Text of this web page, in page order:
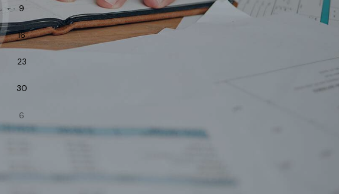
9
16
23
30
6